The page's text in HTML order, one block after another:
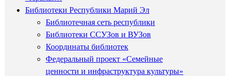
Библиотеки Республики Марий Эл
Библиотечная сеть республики
Библиотеки ССУЗов и ВУЗов
Координаты библиотек
Федеральный проект «Семейные
ценности и инфраструктура культуры»